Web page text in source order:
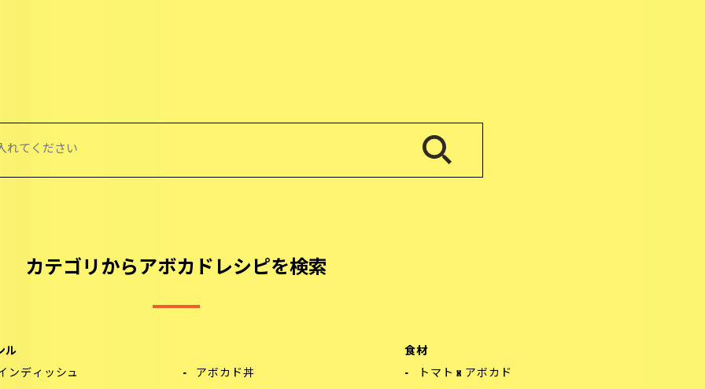
カテゴリからアボカドレシピを検索
ル
ンディッシュ
アボカド丼
食材
トマト x アボカド